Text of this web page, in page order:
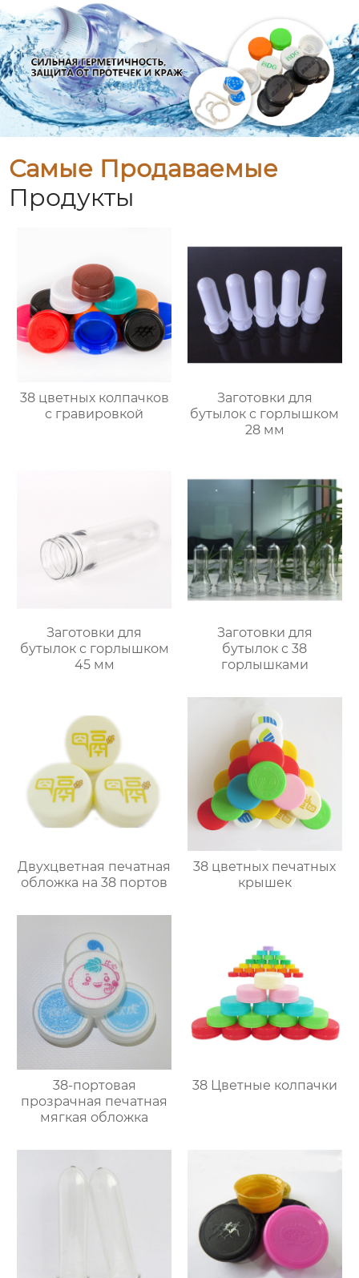
Самые Продаваемые
Продукты
38 цветных колпачков
с гравировкой
Заготовки для
бутылок с горлышком
28 мм
Заготовки для
бутылок с горлышком
45 мм
Заготовки для
бутылок с 38
горлышками
Двухцветная печатная
обложка на 38 портов
38 цветных печатных
крышек
38-портовая
прозрачная печатная
мягкая обложка
38 Цветные колпачки